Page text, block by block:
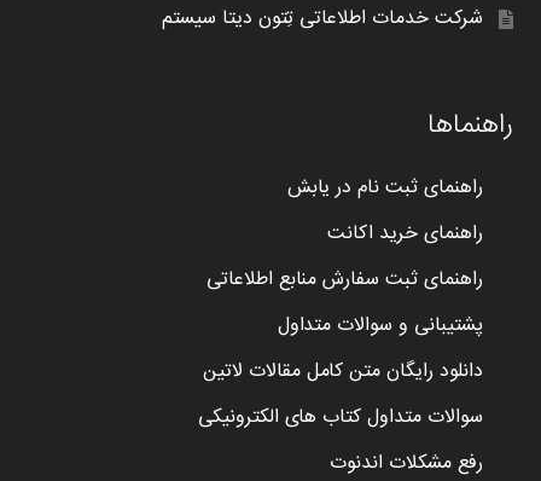
شرکت خدمات اطلاعاتی تِتون دیتا سیستم
راهنماها
راهنمای ثبت نام در یابش
راهنمای خرید اکانت
راهنمای ثبت سفارش منابع اطلاعاتی
پشتیبانی و سوالات متداول
دانلود رایگان متن کامل مقالات لاتین
سوالات متداول کتاب های الکترونیکی
رفع مشکلات اندنوت